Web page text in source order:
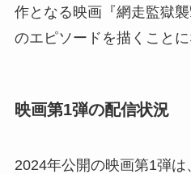
作となる映画『網走監獄
のエピソードを描くことに
映画第1弾の配信状況
2024年公開の映画第1弾